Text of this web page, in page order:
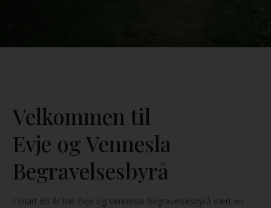
Velkommen til
Evje og Vennesla
Begravelsesbyrå
I snart 60 år har Evje og Vennesla Begravelsesbyrå vært en